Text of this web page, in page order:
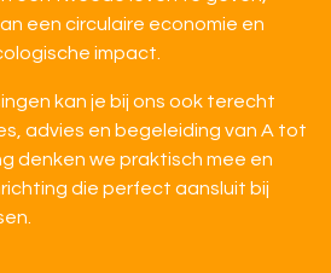
een circulaire economie en
impact.
kan je bij ons ook terecht
advies en begeleiding van A tot
denken we praktisch mee en
die perfect aansluit bij